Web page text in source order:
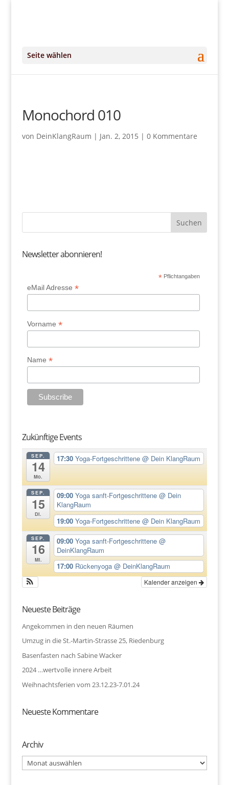
Seite wählen
Monochord 010
von DeinKlangRaum | Jan. 2, 2015 | 0 Kommentare
Newsletter abonnieren!
* Pflichtangaben
eMail Adresse*
Vorname*
Name*
Zukünftige Events
SEP.
14
Mo.
17:30Yoga-Fortgeschrittene@ Dein KlangRaum
SEP.
15
Di.
09:00Yoga sanft-Fortgeschrittene@ Dein
KlangRaum
19:00Yoga-Fortgeschrittene@ Dein KlangRaum
SEP.
16
Mi.
09:00Yoga sanft-Fortgeschrittene@
DeinKlangRaum
17:00 Rückenyoga@ DeinKlangRaum
Kalender anzeigen
Neueste Beiträge
Angekommen in den neuen Räumen
Umzug in die St.-Martin-Strasse 25, Riedenburg
Basenfasten nach Sabine Wacker
2024 …wertvolle innere Arbeit
Weihnachtsferien vom 23.12.23-7.01.24
Neueste Kommentare
Archiv
Archiv